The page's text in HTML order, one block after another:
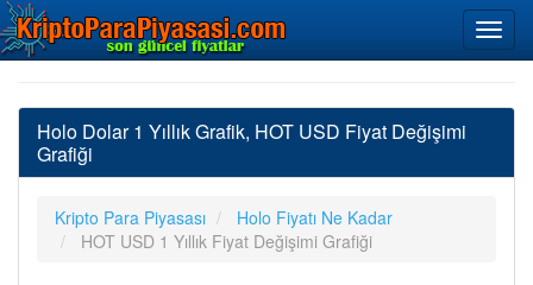
Holo Dolar 1 Yıllık Grafik, HOT USD Fiyat Değişimi
Grafiği
Kripto Para Piyasası
Holo Fiyatı Ne Kadar
HOT USD 1 Yıllık Fiyat Değişimi Grafiği